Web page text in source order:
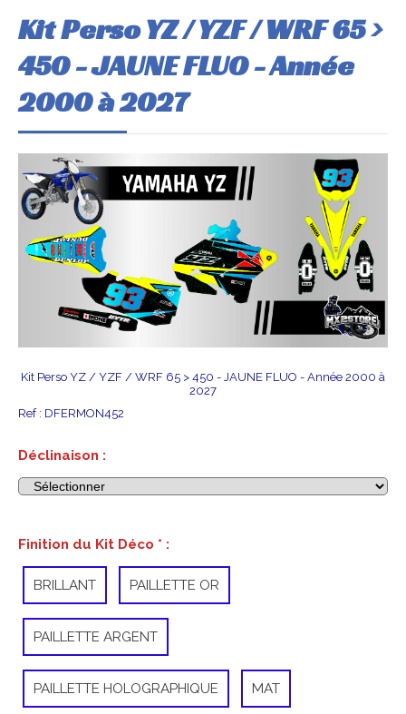
Kit Perso YZ / YZF / WRF 65 >
450 - JAUNE FLUO - Année
2000 à 2027
Kit Perso YZ / YZF / WRF 65 > 450 - JAUNE FLUO - Année 2000 à
2027
Ref : DFERMON452
Déclinaison :
Finition du Kit Déco * :
BRILLANT PAILLETTE OR
PAILLETTE ARGENT
PAILLETTE HOLOGRAPHIQUE MAT